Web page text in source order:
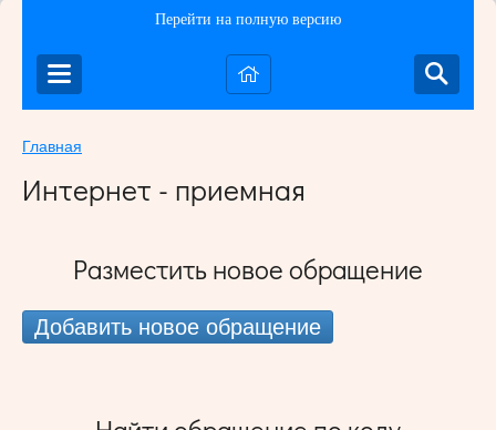
Перейти на полную версию
Главная
Интернет - приемная
Разместить новое обращение
Добавить новое обращение